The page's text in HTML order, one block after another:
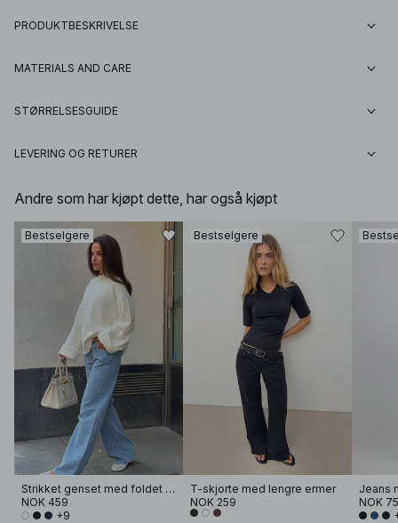
PRODUKTBESKRIVELSE
MATERIALS AND CARE
STØRRELSESGUIDE
LEVERING OG RETURER
Andre som har kjøpt dette, har også kjøpt
Bestselgere
Strikket genset med foldet erme
NOK 459
+9
Bestselgere
T-skjorte med lengre ermer
NOK 259
Jeans
NOK